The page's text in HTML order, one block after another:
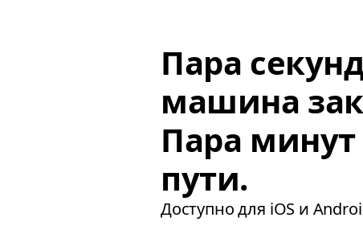
Пара
машина
Пара
пути.
Доступно для iOS и